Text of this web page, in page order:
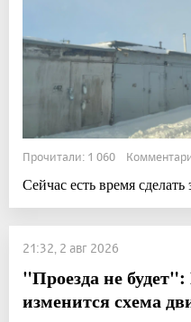
Прочитали: 1 060
Сейчас есть время
21:32, 2 авг 2026
"Проезда не
изменится схема